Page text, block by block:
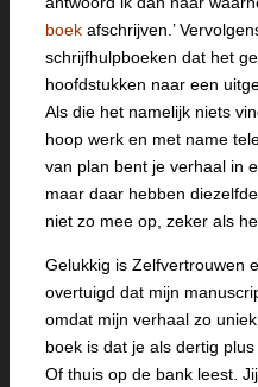
boek afschrijven.’
schrijfhulpboeken dat het
hoofdstukken naar een
Als die het namelijk niets
hoop werk en met name
van plan bent je verhaal in
maar daar hebben
niet zo mee op, zeker als
Gelukkig is Zelfvertrouwen
overtuigd dat mijn
omdat mijn verhaal zo
boek is dat je als dertig
Of thuis op de bank leest.